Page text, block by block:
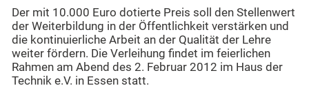
Der mit 10.000 Euro dotierte Preis soll den Stellenwert
der Weiterbildung in der Öffentlichkeit verstärken und
die kontinuierliche Arbeit an der Qualität der Lehre
weiter fördern. Die Verleihung findet im feierlichen
Rahmen am Abend des 2. Februar 2012 im Haus der
Technik e.V. in Essen statt.